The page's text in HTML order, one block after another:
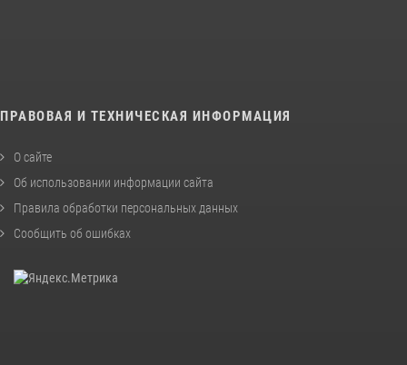
ПРАВОВАЯ И ТЕХНИЧЕСКАЯ ИНФОРМАЦИЯ
О сайте
Об использовании информации сайта
Правила обработки персональных данных
Сообщить об ошибках